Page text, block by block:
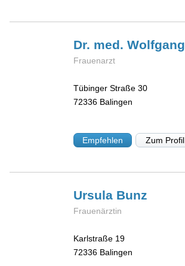
Dr. med. Wolfgang
Frauenarzt
Tübinger Straße 30
72336 Balingen
Empfehlen Zum Profil
Ursula Bunz
Frauenärztin
Karlstraße 19
72336 Balingen